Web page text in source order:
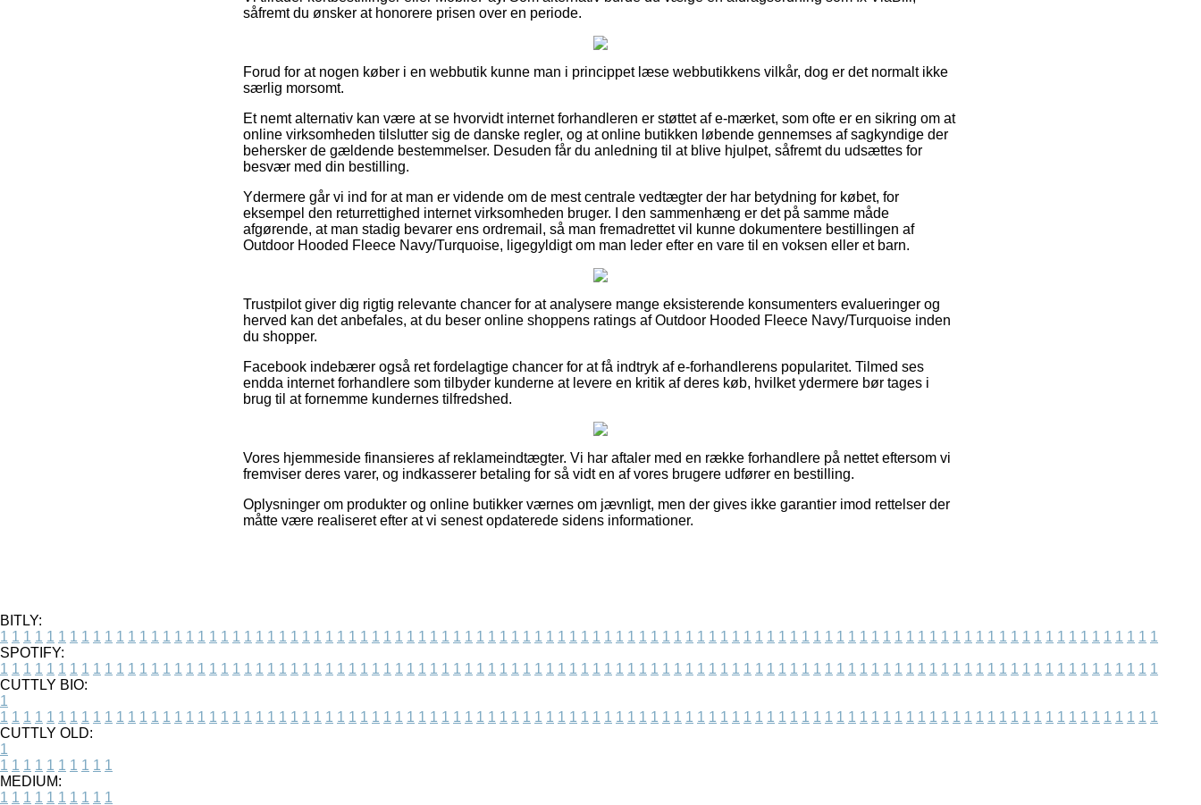
såfremt du ønsker at honorere prisen over en periode.
Forud for at nogen køber i en webbutik kunne man i princippet læse webbutikkens vilkår, dog er det normalt ikke
særlig morsomt.
Et nemt alternativ kan være at se hvorvidt internet forhandleren er støttet af e-mærket, som ofte er en sikring om at
online virksomheden tilslutter sig de danske regler, og at online butikken løbende gennemses af sagkyndige der
behersker de gældende bestemmelser. Desuden får du anledning til at blive hjulpet, såfremt du udsættes for
besvær med din bestilling.
Ydermere går vi ind for at man er vidende om de mest centrale vedtægter der har betydning for købet, for
eksempel den returrettighed internet virksomheden bruger. I den sammenhæng er det på samme måde
afgørende, at man stadig bevarer ens ordremail, så man fremadrettet vil kunne dokumentere bestillingen af
Outdoor Hooded Fleece Navy/Turquoise, ligegyldigt om man leder efter en vare til en voksen eller et barn.
Trustpilot giver dig rigtig relevante chancer for at analysere mange eksisterende konsumenters evalueringer og
herved kan det anbefales, at du beser online shoppens ratings af Outdoor Hooded Fleece Navy/Turquoise inden
du shopper.
Facebook indebærer også ret fordelagtige chancer for at få indtryk af e-forhandlerens popularitet. Tilmed ses
endda internet forhandlere som tilbyder kunderne at levere en kritik af deres køb, hvilket ydermere bør tages i
brug til at fornemme kundernes tilfredshed.
Vores hjemmeside finansieres af reklameindtægter. Vi har aftaler med en række forhandlere på nettet eftersom vi
fremviser deres varer, og indkasserer betaling for så vidt en af vores brugere udfører en bestilling.
Oplysninger om produkter og online butikker værnes om jævnligt, men der gives ikke garantier imod rettelser der
måtte være realiseret efter at vi senest opdaterede sidens informationer.
BITLY:
1 1 1 1 1 1 1 1 1 1 1 1 1 1 1 1 1 1 1 1 1 1 1 1 1 1 1 1 1 1 1 1 1 1 1 1 1 1 1 1 1 1 1 1 1 1 1 1 1 1 1 1 1 1 1 1 1 1 1 1 1 1 1 1 1 1 1 1 1 1 1 1 1 1 1 1 1 1 1 1 1 1 1 1 1 1 1 1 1 1 1 1 1 1 1 1 1 1 1 1
SPOTIFY:
1 1 1 1 1 1 1 1 1 1 1 1 1 1 1 1 1 1 1 1 1 1 1 1 1 1 1 1 1 1 1 1 1 1 1 1 1 1 1 1 1 1 1 1 1 1 1 1 1 1 1 1 1 1 1 1 1 1 1 1 1 1 1 1 1 1 1 1 1 1 1 1 1 1 1 1 1 1 1 1 1 1 1 1 1 1 1 1 1 1 1 1 1 1 1 1 1 1 1 1
CUTTLY BIO:
1
1 1 1 1 1 1 1 1 1 1 1 1 1 1 1 1 1 1 1 1 1 1 1 1 1 1 1 1 1 1 1 1 1 1 1 1 1 1 1 1 1 1 1 1 1 1 1 1 1 1 1 1 1 1 1 1 1 1 1 1 1 1 1 1 1 1 1 1 1 1 1 1 1 1 1 1 1 1 1 1 1 1 1 1 1 1 1 1 1 1 1 1 1 1 1 1 1 1 1 1
CUTTLY OLD:
1
1 1 1 1 1 1 1 1 1 1
MEDIUM:
1 1 1 1 1 1 1 1 1 1